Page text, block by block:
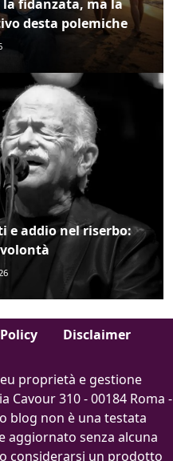
fidanzata, ma la
desta polemiche
e addio nel riserbo:
Disclaimer
proprietà e gestione
Cavour 310 - 00184 Roma -
blog non è una testata
aggiornato senza alcuna
considerarsi un prodotto